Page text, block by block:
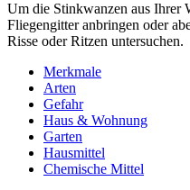
Um die Stinkwanzen aus Ihrer
Fliegengitter anbringen oder
Risse oder Ritzen untersuchen.
Merkmale
Arten
Gefahr
Haus & Wohnung
Garten
Hausmittel
Chemische Mittel